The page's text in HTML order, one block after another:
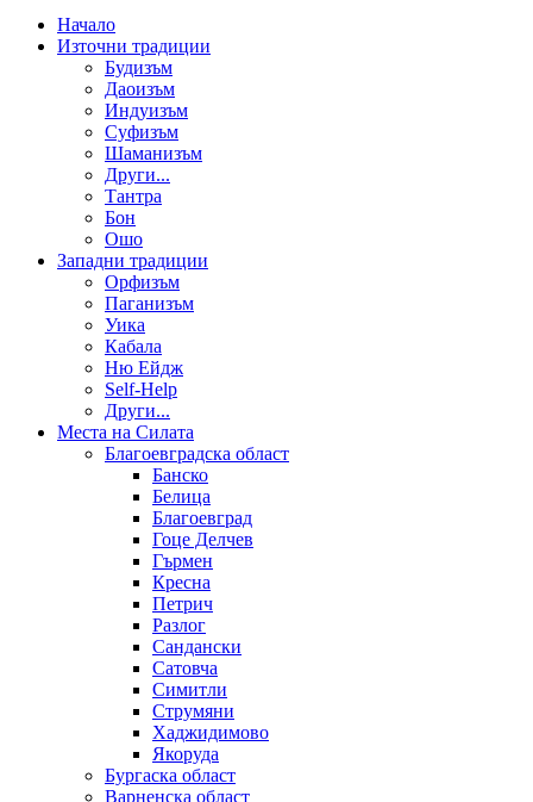
Начало
Източни традиции
Будизъм
Даоизъм
Индуизъм
Суфизъм
Шаманизъм
Други...
Тантра
Бон
Ошо
Западни традиции
Орфизъм
Паганизъм
Уика
Кабала
Ню Ейдж
Self-Help
Други...
Места на Силата
Благоевградска област
Банско
Белица
Благоевград
Гоце Делчев
Гърмен
Кресна
Петрич
Разлог
Сандански
Сатовча
Симитли
Струмяни
Хаджидимово
Якоруда
Бургаска област
Варненска област